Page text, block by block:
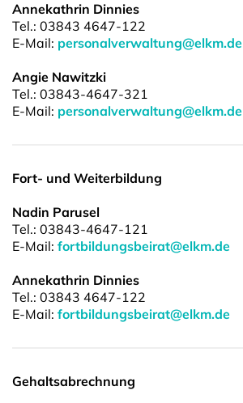
Annekathrin Dinnies
Tel.: 03843 4647-122
E-Mail: personalverwaltung@elkm.de
Angie Nawitzki
Tel.: 03843-4647-321
E-Mail: personalverwaltung@elkm.de
Fort- und Weiterbildung
Nadin Parusel
Tel.: 03843-4647-121
E-Mail: fortbildungsbeirat@elkm.de
Annekathrin Dinnies
Tel.: 03843 4647-122
E-Mail: fortbildungsbeirat@elkm.de
Gehaltsabrechnung